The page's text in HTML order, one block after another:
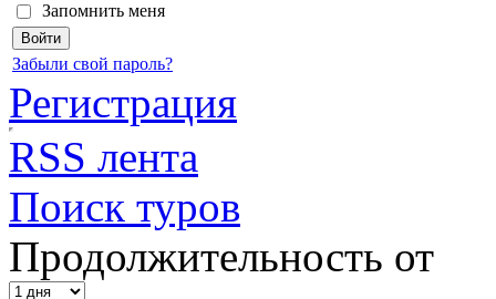
Запомнить меня
Забыли свой пароль?
Регистрация
RSS лента
Поиск туров
Продолжительность от